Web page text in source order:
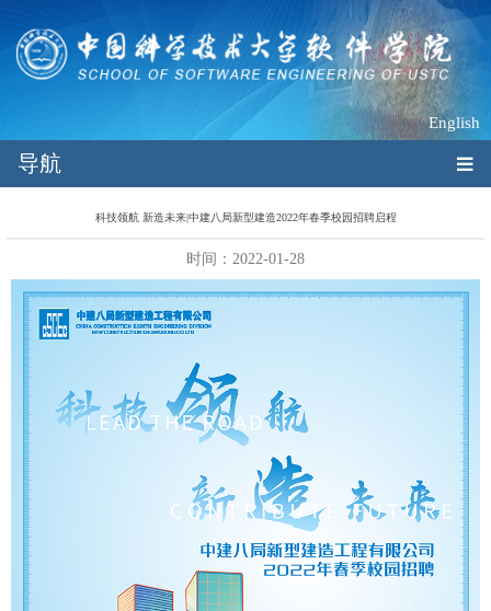
English
导航
科技领航 新造未来|中建八局新型建造2022年春季校园招聘启程
时间：2022-01-28